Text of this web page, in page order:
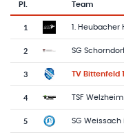
Tabelle mit
Pl.
Team-Logo
Team
1 1. Heubacher
2 SG
3 TV Bittenfeld
4 TSF Welzheim
5 SG Weissach